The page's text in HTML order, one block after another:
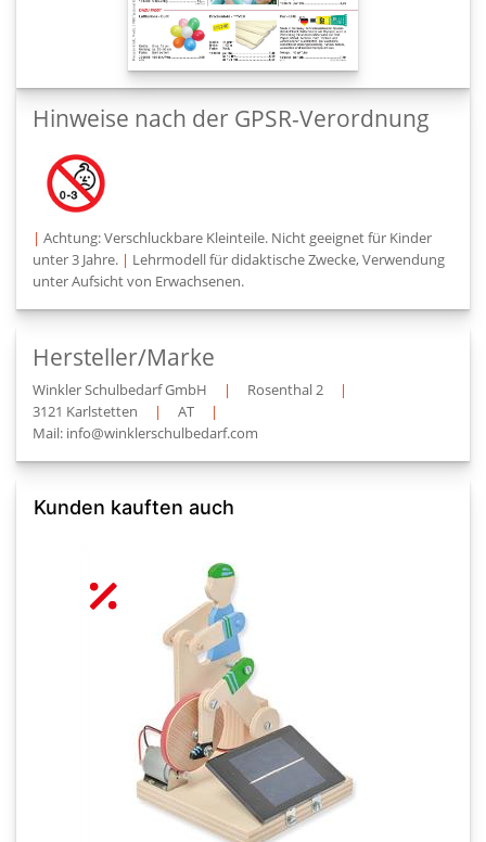
Hinweise nach der GPSR-Verordnung
| Achtung: Verschluckbare Kleinteile. Nicht geeignet für Kinder
unter 3 Jahre. | Lehrmodell für didaktische Zwecke, Verwendung
unter Aufsicht von Erwachsenen.
Hersteller/Marke
Winkler Schulbedarf GmbH | Rosenthal 2
|
3121 Karlstetten
| AT
|
Mail: info@winklerschulbedarf.com
Kunden kauften auch